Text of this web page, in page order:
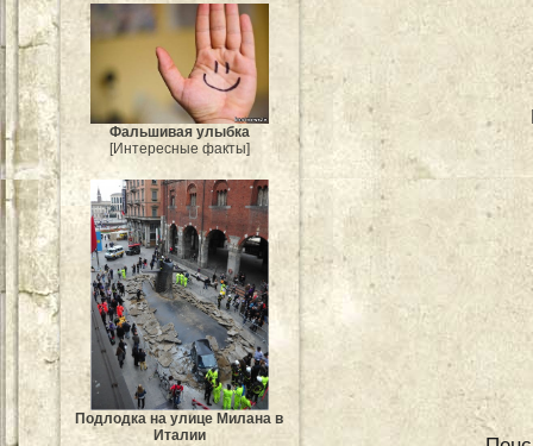
Фальшивая улыбка
[Интересные факты]
Подлодка на улице Милана в
Италии